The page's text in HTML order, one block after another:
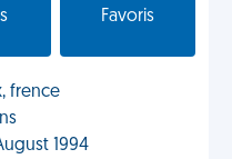
Favoris
frence
1994